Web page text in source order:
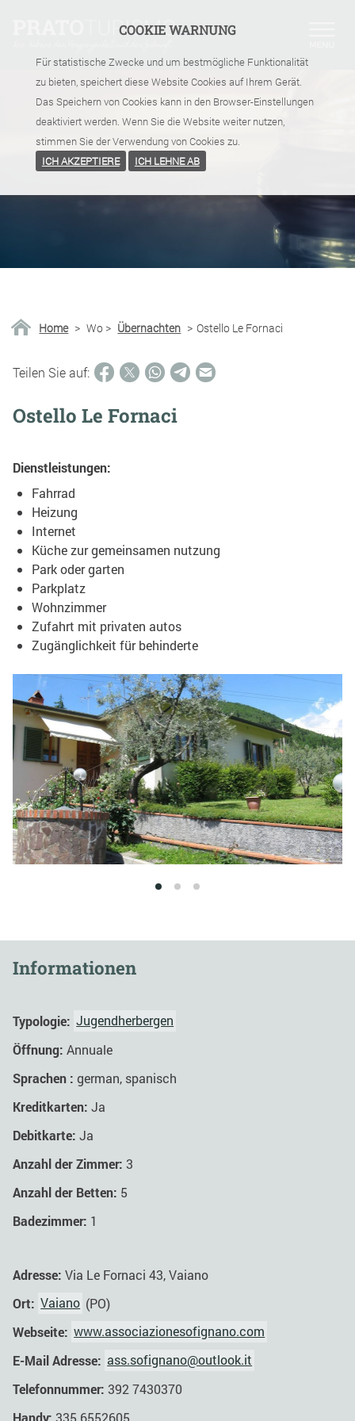
COOKIE WARNUNG
Für statistische Zwecke und um bestmögliche Funktionalität
zu bieten, speichert diese Website Cookies auf Ihrem Gerät.
Das Speichern von Cookies kann in den Browser-Einstellungen
deaktiviert werden. Wenn Sie die Website weiter nutzen,
stimmen Sie der Verwendung von Cookies zu.
ICH AKZEPTIERE
ICH LEHNE AB
Home > Wo > Übernachten > Ostello Le Fornaci
Teilen Sie auf:
Ostello Le Fornaci
Dienstleistungen:
Fahrrad
Heizung
Internet
Küche zur gemeinsamen nutzung
Park oder garten
Parkplatz
Wohnzimmer
Zufahrt mit privaten autos
Zugänglichkeit für behinderte
1 2 3
Informationen
Typologie: Jugendherbergen
Öffnung: Annuale
Sprachen : german, spanisch
Kreditkarten: Ja
Debitkarte: Ja
Anzahl der Zimmer: 3
Anzahl der Betten: 5
Badezimmer: 1
Adresse: Via Le Fornaci 43, Vaiano
Ort: Vaiano (PO)
Webseite: www.associazionesofignano.com
E-Mail Adresse: ass.sofignano@outlook.it
Telefonnummer: 392 7430370
Handy: 335 6552605